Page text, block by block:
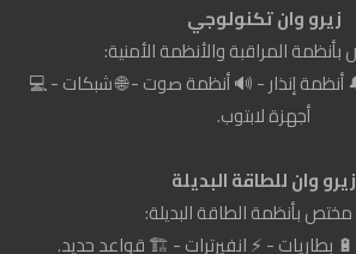
زيرو وان تكنولوجي
المراقبة والأنظمة الأمنية:
أنظمة إنذار - 🔊 أنظمة صوت - 🌐 شبكات - 💻
أجهزة لابتوب.
زيرو وان للطاقة البديلة
بأنظمة الطاقة البديلة:
بطاريات - ⚡ انفيرترات - 🏗️ قواعد حديد.